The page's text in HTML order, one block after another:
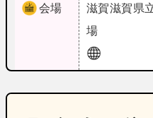
会場 滋賀滋賀県
場